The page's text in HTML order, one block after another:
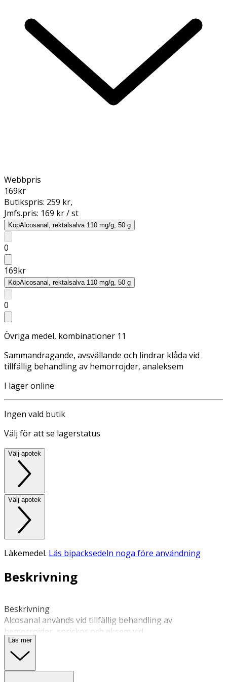
Webbpris
169kr
Butikspris: 259 kr,
Jmfs.pris: 169 kr / st
KöpAlcosanal, rektalsalva 110 mg/g, 50 g
0
169kr
KöpAlcosanal, rektalsalva 110 mg/g, 50 g
0
Övriga medel, kombinationer 11
Sammandragande, avsvällande och lindrar klåda vid
tillfällig behandling av hemorrojder, analeksem
I lager online
Ingen vald butik
Välj för att se lagerstatus
Välj apotek
Välj apotek
Läkemedel. Läs bipacksedeln noga före användning
Beskrivning
Beskrivning
Alcosanal används vid tillfällig behandling av
hemorrojder, sprickor och eksem vid
ändtarmsöppningen (analeksem). Lindrar symptom som
till exempel sveda, klåda och smärta vid hemorrojder.
effekt på analvävnaden i ändtarmsöppningen. Läs alltid
Läs mer